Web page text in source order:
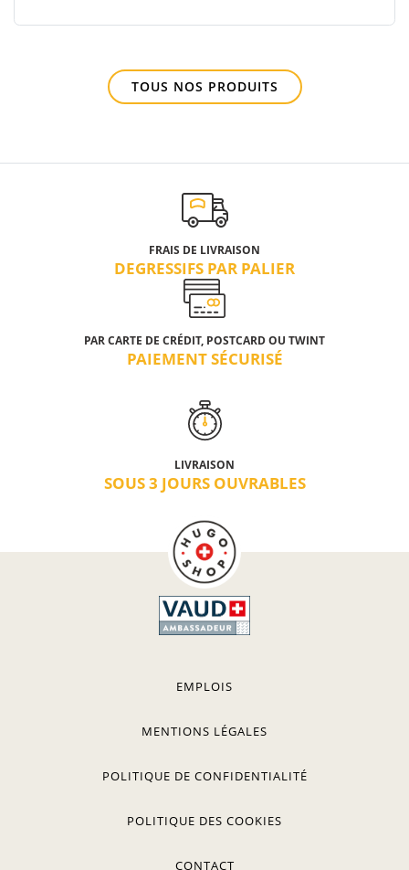
TOUS NOS PRODUITS
FRAIS DE LIVRAISON
DEGRESSIFS PAR PALIER
PAR CARTE DE CRÉDIT, POSTCARD OU TWINT
PAIEMENT SÉCURISÉ
LIVRAISON
SOUS 3 JOURS OUVRABLES
EMPLOIS
MENTIONS LÉGALES
POLITIQUE DE CONFIDENTIALITÉ
POLITIQUE DES COOKIES
CONTACT